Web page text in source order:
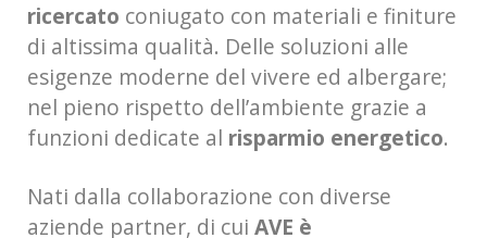
ricercato coniugato con materiali e finiture
di altissima qualità. Delle soluzioni alle
esigenze moderne del vivere ed albergare;
nel pieno rispetto dell’ambiente grazie a
funzioni dedicate al risparmio energetico.
Nati dalla collaborazione con diverse
aziende partner, di cui AVE è